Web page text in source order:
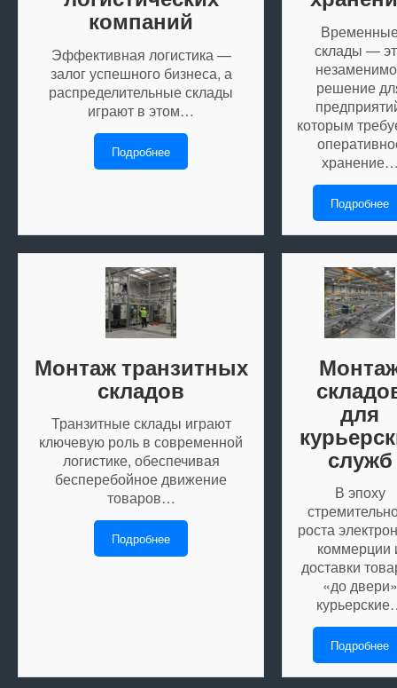
компаний
Эффективная логистика —
залог успешного бизнеса, а
распределительные склады
играют в этом…
Подробнее
склады —
решение
которым
Подробнее
Монтаж транзитных
складов
Транзитные склады играют
ключевую роль в современной
логистике, обеспечивая
бесперебойное движение
товаров…
Подробнее
для
служб
В эпоху
роста
коммерции
доставки
«до двери»
Подробнее